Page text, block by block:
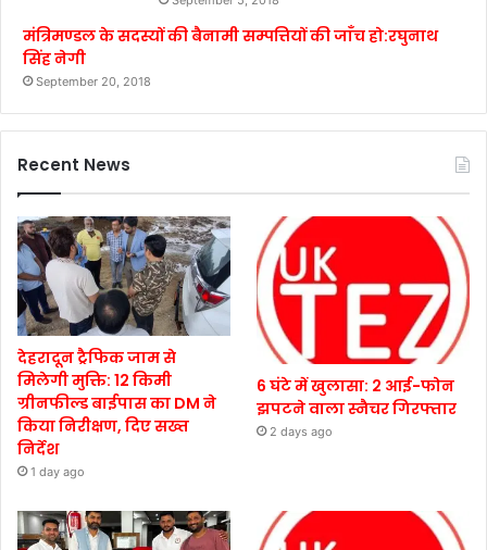
मंत्रिमण्डल के सदस्यों की बैनामी सम्पत्तियों की जाँच हो:रघुनाथ
सिंह नेगी
September 20, 2018
Recent News
देहरादून ट्रैफिक जाम से
मिलेगी मुक्ति: 12 किमी
ग्रीनफील्ड बाईपास का DM ने
किया निरीक्षण, दिए सख्त
निर्देश
1 day ago
6 घंटे में खुलासा: 2 आई-फोन
झपटने वाला स्नैचर गिरफ्तार
2 days ago